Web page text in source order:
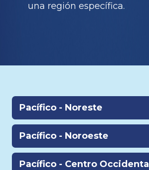
una región específica.
Pacífico - Noreste
Pacífico - Noroeste
Pacífico - Centro Occidental